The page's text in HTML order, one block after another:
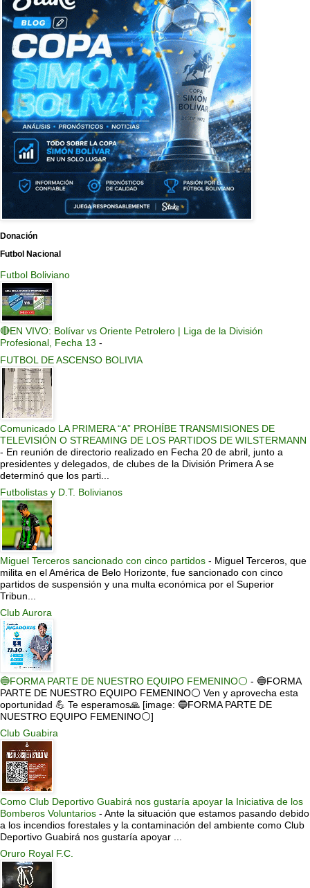
Donación
Futbol Nacional
Futbol Boliviano
🔴EN VIVO: Bolívar vs Oriente Petrolero | Liga de la División
Profesional, Fecha 13 -
FUTBOL DE ASCENSO BOLIVIA
Comunicado LA PRIMERA “A” PROHÍBE TRANSMISIONES DE
TELEVISIÓN O STREAMING DE LOS PARTIDOS DE WILSTERMANN
- En reunión de directorio realizado en Fecha 20 de abril, junto a
presidentes y delegados, de clubes de la División Primera A se
determinó que los parti...
Futbolistas y D.T. Bolivianos
Miguel Terceros sancionado con cinco partidos - Miguel Terceros, que
milita en el América de Belo Horizonte, fue sancionado con cinco
partidos de suspensión y una multa económica por el Superior
Tribun...
Club Aurora
🔵FORMA PARTE DE NUESTRO EQUIPO FEMENINO⚪ - 🔵FORMA
PARTE DE NUESTRO EQUIPO FEMENINO⚪ Ven y aprovecha esta
oportunidad 💪 Te esperamos🙏 [image: 🔵FORMA PARTE DE
NUESTRO EQUIPO FEMENINO⚪]
Club Guabira
Como Club Deportivo Guabirá nos gustaría apoyar la Iniciativa de los
Bomberos Voluntarios - Ante la situación que estamos pasando debido
a los incendios forestales y la contaminación del ambiente como Club
Deportivo Guabirá nos gustaría apoyar ...
Oruro Royal F.C.